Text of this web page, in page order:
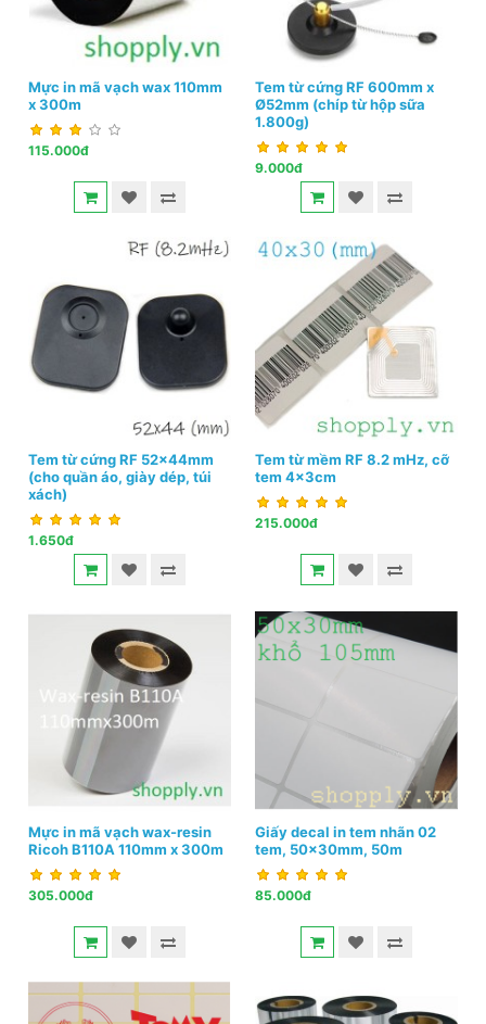
Mực in mã vạch wax 110mm
x 300m
115.000đ
Tem từ cứng RF 600mm x
Ø52mm (chíp từ hộp sữa
1.800g)
9.000đ
Tem từ cứng RF 52x44mm
(cho quần áo, giày dép, túi
xách)
1.650đ
Tem từ mềm RF 8.2 mHz, cỡ
tem 4x3cm
215.000đ
Mực in mã vạch wax-resin
Ricoh B110A 110mm x 300m
305.000đ
Giấy decal in tem nhãn 02
tem, 50x30mm, 50m
85.000đ